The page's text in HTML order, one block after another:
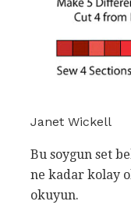
Janet Wickell
Bu soygun set
ne kadar kolay
okuyun.